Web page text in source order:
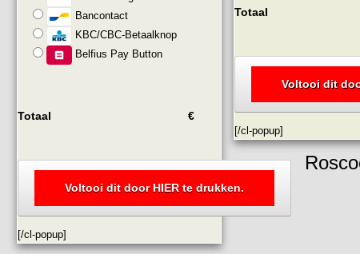
Bancontact
KBC/CBC-Betaalknop
Belfius Pay Button
Totaal €
Voltooi dit door HIER te drukken.
[/cl-popup]
Totaal
Voltooi dit
[/cl-popup]